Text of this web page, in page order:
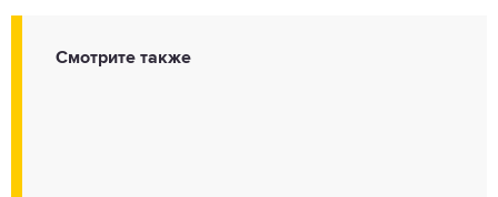
Смотрите также